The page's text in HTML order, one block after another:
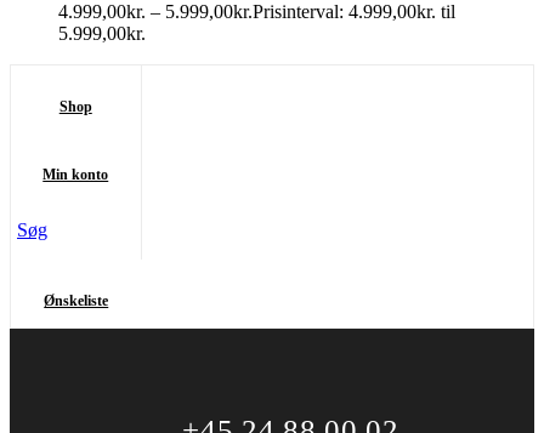
4.999,00kr. – 5.999,00kr.Prisinterval: 4.999,00kr. til
5.999,00kr.
Shop
Min konto
Søg
Ønskeliste